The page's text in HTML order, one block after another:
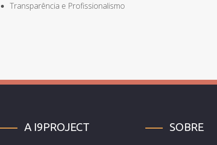
Transparência e Profissionalismo
A I9PROJECT SOBRE